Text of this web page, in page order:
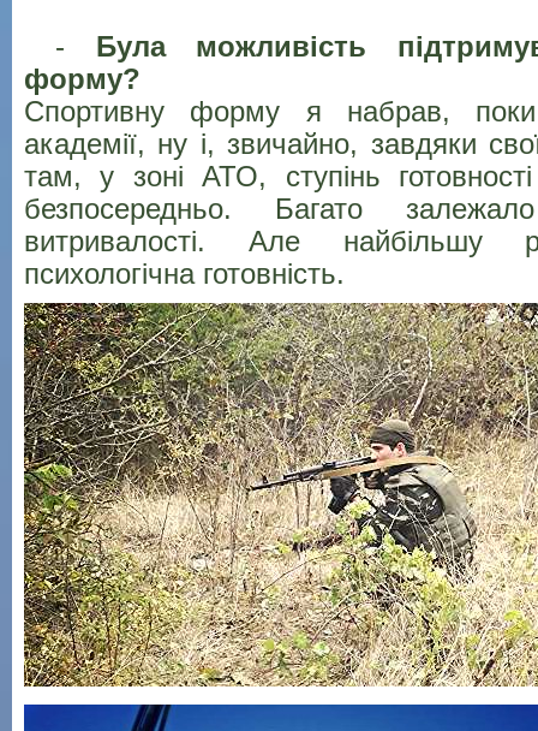
- Була можливість
форму?
Спортивну форму я набрав,
академії, ну і, звичайно, завдяки
там, у зоні АТО, ступінь
безпосередньо. Багато
витривалості. Але найбільшу
психологічна готовність.